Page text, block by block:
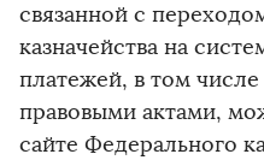
связанной с
казначейства на
платежей, в том
правовыми актами,
сайте Федерального